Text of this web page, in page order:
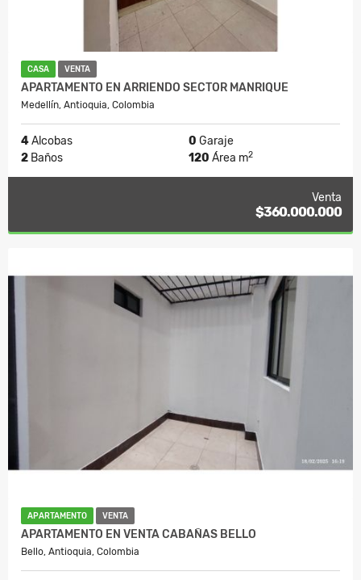
CASA VENTA
APARTAMENTO EN ARRIENDO SECTOR MANRIQUE
Medellín, Antioquia, Colombia
4Alcobas 0 Garaje
2 Baños 120 Área m2
Venta
$360.000.000
APARTAMENTO VENTA
APARTAMENTO EN VENTA CABAÑAS BELLO
Bello, Antioquia, Colombia